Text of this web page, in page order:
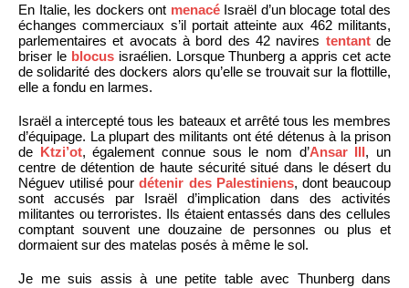
En Italie, les dockers ont menacéIsraël d’un blocage total des
échanges commerciaux s’il portait atteinte aux 462 militants,
parlementaires et avocats à bord des 42 navires tentantde
briser le blocusisraélien. Lorsque Thunberg a appris cet acte
de solidarité des dockers alors qu’elle se trouvait sur la flottille,
elle a fondu en larmes.
Israël a intercepté tous les bateaux et arrêté tous les membres
d’équipage. La plupart des militants ont été détenus à la prison
de Ktzi’ot, également connue sous le nom d’Ansar III, un
centre de détention de haute sécurité situé dans le désert du
Néguev utilisé pourdétenir des Palestiniens, dont beaucoup
sont accusés par Israël d’implication dans des activités
militantes ou terroristes. Ils étaient entassés dans des cellules
comptant souvent une douzaine de personnes ou plus et
dormaient sur des matelas posés à même le sol.
Je me suis assis à une petite table avec Thunberg dans